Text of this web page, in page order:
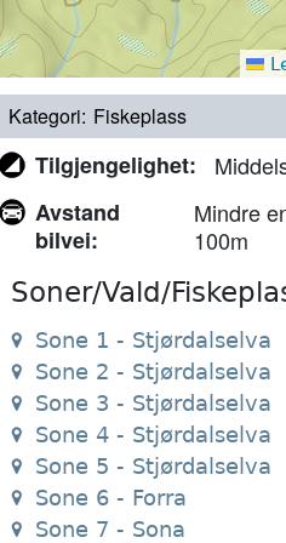
Kategori Fiskeplass
Tilgjengelighet
Avstand
bilvei
Mindre
100m
Soner/Vald/
Sone 1 - Stjørdalselva
Sone 2 - Stjørdalselva
Sone 3 - Stjørdalselva
Sone 4 - Stjørdalselva
Sone 5 - Stjørdalselva
Sone 6 - Forra
Sone 7 - Sona